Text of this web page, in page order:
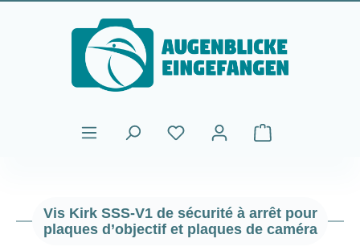
Passer au contenu principal
Le panier
Vis Kirk SSS-V1 de sécurité à arrêt pour
plaques d’objectif et plaques de caméra